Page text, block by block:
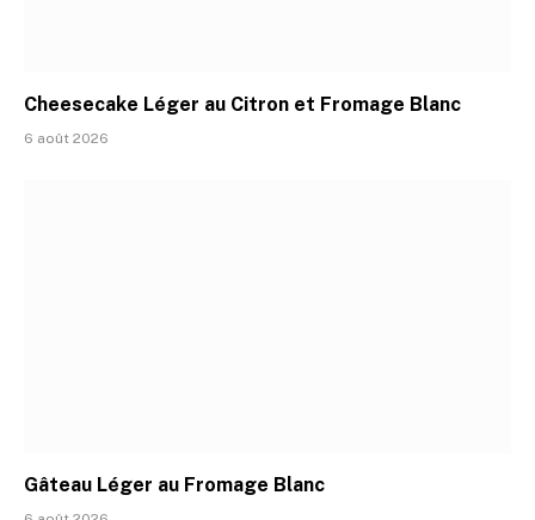
Cheesecake Léger au Citron et Fromage Blanc
6 août 2026
Gâteau Léger au Fromage Blanc